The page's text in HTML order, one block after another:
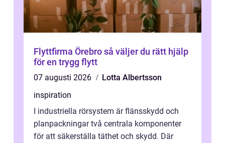
Flyttfirma Örebro så väljer du rätt hjälp
för en trygg flytt
07 augusti 2026
Lotta Albertsson
inspiration
I industriella rörsystem är flänsskydd och
planpackningar två centrala komponenter
för att säkerställa täthet och skydd. Där